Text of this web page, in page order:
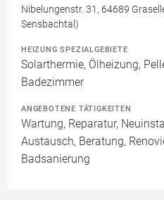
Nibelungenstr. 31, 64689
Sensbachtal)
HEIZUNG SPEZIALGEBIETE
Solarthermie, Ölheizung,
Badezimmer
ANGEBOTENE TÄTIGKEITEN
Wartung, Reparatur,
Austausch, Beratung,
Badsanierung